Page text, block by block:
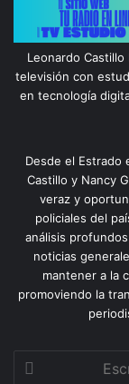
Leonardo
televisión con
en tecnología
Desde el Estrado
Castillo y Nancy
veraz y
policiales del
análisis
noticias
mantener a la
promoviendo la